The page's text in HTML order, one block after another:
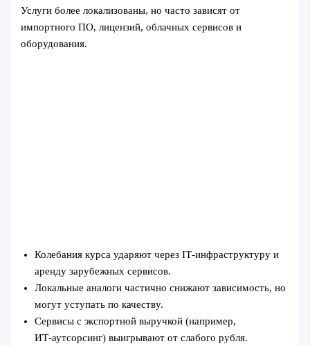
Услуги более локализованы, но часто зависят от
импортного ПО, лицензий, облачных сервисов и
оборудования.
Колебания курса ударяют через IT‑инфраструктуру и
аренду зарубежных сервисов.
Локальные аналоги частично снижают зависимость, но
могут уступать по качеству.
Сервисы с экспортной выручкой (например,
ИТ‑аутсорсинг) выигрывают от слабого рубля.